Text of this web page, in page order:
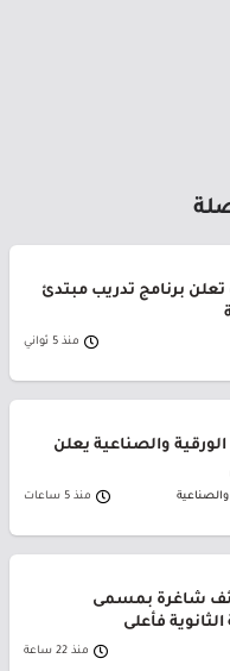
تعلن برنامج تدريب مبتدئ
منذ 5 ثواني
والصناعية يعلن
والصناعية منذ 5 ساعات
شاغرة بمسمى
فأعلى
منذ 22 ساعة